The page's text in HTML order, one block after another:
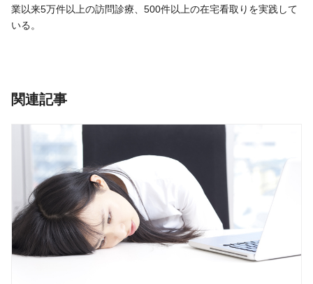
業以来5万件以上の訪問診療、500件以上の在宅看取りを実践して
いる。
関連記事